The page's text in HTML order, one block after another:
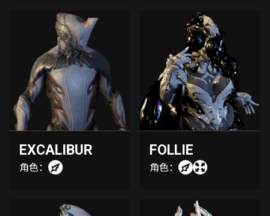
EXCALIBUR
角色：
FOLLIE
角色：